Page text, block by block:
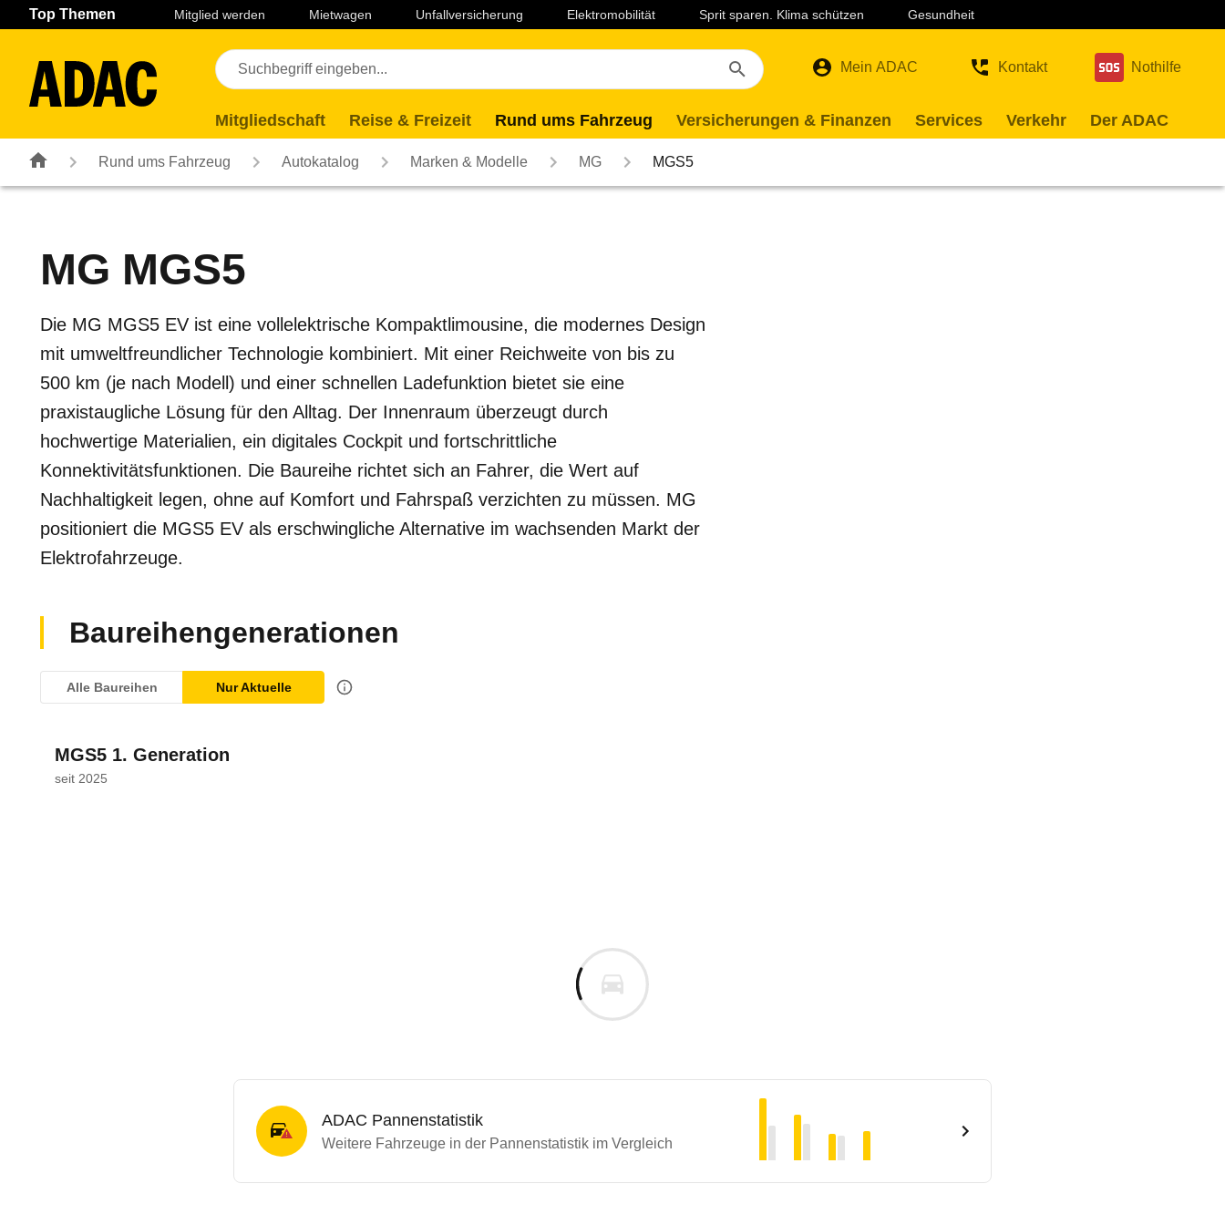
Navigation Seiteninhalt Fußzeile
Top Themen Mitglied werden Mietwagen Unfallversicherung Elektromobilität Sprit sparen. Klima schützen Gesundheit
Mein ADAC Kontakt Nothilfe
Mitgliedschaft Reise & Freizeit Rund ums Fahrzeug Versicherungen & Finanzen Services Verkehr Der ADAC
Rund ums Fahrzeug Autokatalog Marken & Modelle MG MGS5
MG MGS5
Die MG MGS5 EV ist eine vollelektrische Kompaktlimousine, die modernes Design
mit umweltfreundlicher Technologie kombiniert. Mit einer Reichweite von bis zu
500 km (je nach Modell) und einer schnellen Ladefunktion bietet sie eine
praxistaugliche Lösung für den Alltag. Der Innenraum überzeugt durch
hochwertige Materialien, ein digitales Cockpit und fortschrittliche
Konnektivitätsfunktionen. Die Baureihe richtet sich an Fahrer, die Wert auf
Nachhaltigkeit legen, ohne auf Komfort und Fahrspaß verzichten zu müssen. MG
positioniert die MGS5 EV als erschwingliche Alternative im wachsenden Markt der
Elektrofahrzeuge.
Baureihengenerationen
Alle Baureihen Nur Aktuelle
MGS5 1. Generation
seit 2025
ADAC Pannenstatistik
Weitere Fahrzeuge in der Pannenstatistik im Vergleich